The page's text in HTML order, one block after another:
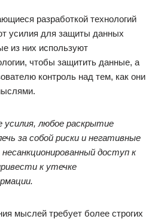
разработкой технологий
усилия для защиты данных
из них используют
чтобы защитить данные, а
контроль над тем, как они
усилия, любое раскрытие
за собой риски и негативные
доступ к
к утечке
мыслей требует более строгих